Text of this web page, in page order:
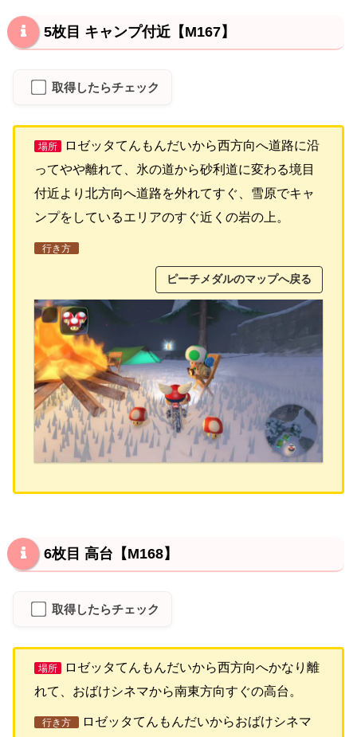
5枚目 キャンプ付近【M167】
取得したらチェック
場所
ロゼッタてんもんだいから西方向へ道路に沿
ってやや離れて、氷の道から砂利道に変わる境目
付近より北方向へ道路を外れてすぐ、雪原でキャ
ンプをしているエリアのすぐ近くの岩の上。
行き方
ピーチメダルのマップへ戻る
6枚目 高台【M168】
取得したらチェック
場所
ロゼッタてんもんだいから西方向へかなり離
れて、おばけシネマから南東方向すぐの高台。
行き方
ロゼッタてんもんだいからおばけシネマ